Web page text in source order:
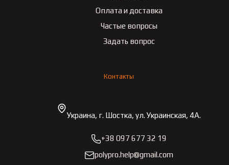
Оплата и доставка
Частые вопросы
Задать вопрос
Контакты
Украина, г. Шостка, ул. Украинская, 4А.
+38 097 677 32 19
polypro.help@gmail.com